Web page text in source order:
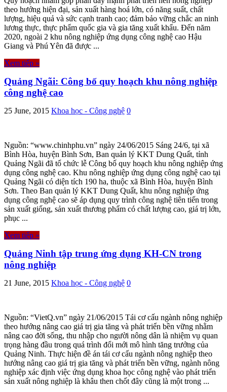
theo hướng hiện đại, sản xuất hàng hoá lớn, có năng suất, chất
lượng, hiệu quả và sức cạnh tranh cao; đảm bảo vững chắc an ninh
lương thực, thực phẩm quốc gia và gia tăng xuất khẩu. Đến năm
2020, ngoài 2 khu nông nghiệp ứng dụng công nghệ cao Hậu
Giang và Phú Yên đã được ...
Xem tiếp »
Quảng Ngãi: Công bố quy hoạch khu nông nghiệp
công nghệ cao
25 June, 2015 Khoa học - Công nghệ 0
Nguồn: “www.chinhphu.vn” ngày 24/06/2015 Sáng 24/6, tại xã
Bình Hòa, huyện Bình Sơn, Ban quản lý KKT Dung Quất, tỉnh
Quảng Ngãi đã tổ chức lễ Công bố quy hoạch khu nông nghiệp ứng
dụng công nghệ cao. Khu nông nghiệp ứng dụng công nghệ cao tại
Quảng Ngãi có diện tích 190 ha, thuộc xã Bình Hòa, huyện Bình
Sơn. Theo Ban quản lý KKT Dung Quất, khu nông nghiệp ứng
dụng công nghệ cao sẽ áp dụng quy trình công nghệ tiên tiến trong
sản xuất giống, sản xuất thương phẩm có chất lượng cao, giá trị lớn,
phục ...
Xem tiếp »
Quảng Ninh tập trung ứng dụng KH-CN trong
nông nghiệp
21 June, 2015 Khoa học - Công nghệ 0
Nguồn: “VietQ.vn” ngày 21/06/2015 Tái cơ cấu ngành nông nghiệp
theo hướng nâng cao giá trị gia tăng và phát triển bền vững nhằm
nâng cao đời sống, thu nhập cho người nông dân là nhiệm vụ quan
trọng hàng đầu trong quá trình đổi mới mô hình tăng trưởng của
Quảng Ninh. Thực hiện đề án tái cơ cấu ngành nông nghiệp theo
hướng nâng cao giá trị gia tăng và phát triển bền vững, ngành nông
nghiệp xác định việc ứng dụng khoa học công nghệ vào phát triển
sản xuất nông nghiệp là khâu then chốt đây cũng là một trong ...